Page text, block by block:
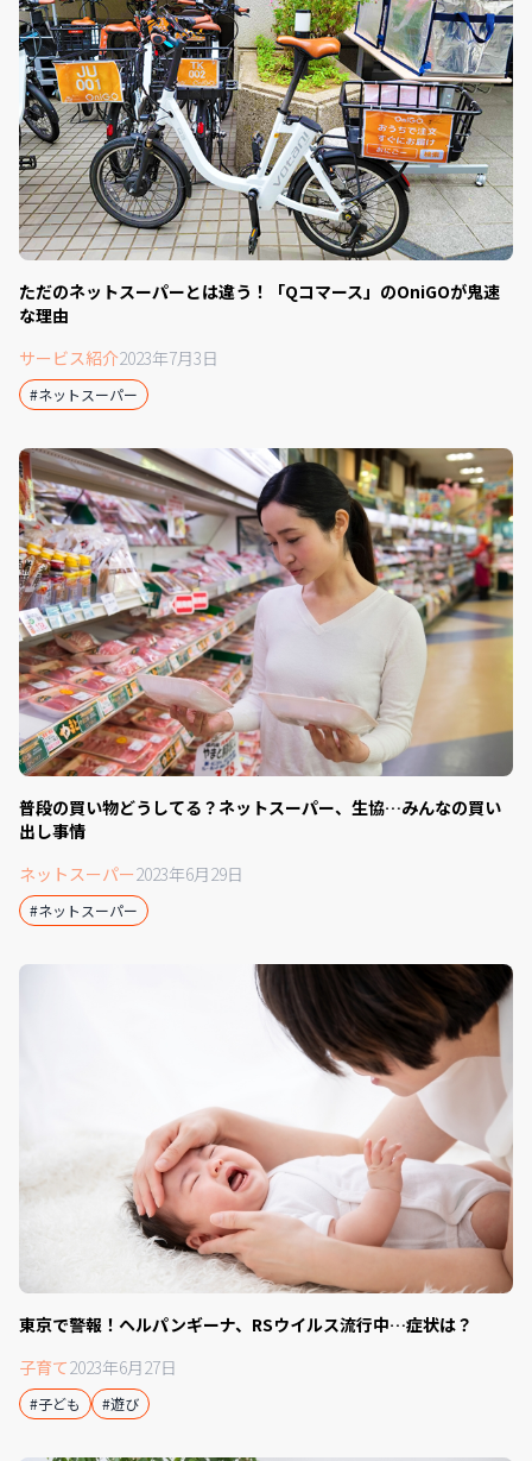
ただのネットスーパーとは違う！「Qコマース」のOniGOが鬼速
な理由
サービス紹介2023年7月3日
#ネットスーパー
普段の買い物どうしてる？ネットスーパー、生協…みんなの買い
出し事情
ネットスーパー2023年6月29日
#ネットスーパー
東京で警報！ヘルパンギーナ、RSウイルス流行中…症状は？
子育て2023年6月27日
#子ども #遊び